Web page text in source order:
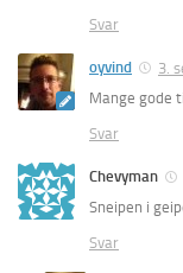
Svar
oyvind
3.
Mange gode
Svar
Chevyman
Sneipen i
Svar